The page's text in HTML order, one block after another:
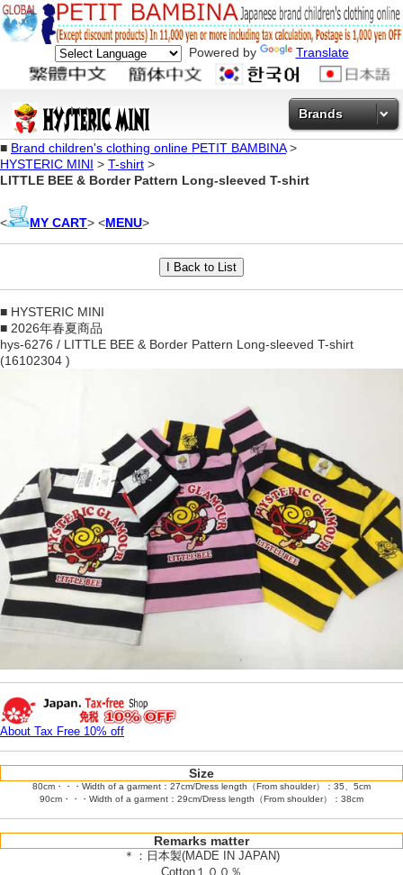
Powered by Translate
Brands
■ Brand children's clothing online PETIT BAMBINA>
HYSTERIC MINI > T-shirt >
LITTLE BEE & Border Pattern Long-sleeved T-shirt
< MY CART> <MENU>
■ HYSTERIC MINI
■ 2026年春夏商品
hys-6276 / LITTLE BEE & Border Pattern Long-sleeved T-shirt
(16102304 )
About Tax Free 10% off
Size
80cm・・・Width of a garment：27cm/Dress length（From shoulder）：35、5cm
90cm・・・Width of a garment：29cm/Dress length（From shoulder）：38cm
Remarks matter
＊：日本製(MADE IN JAPAN)
Cotton１００％